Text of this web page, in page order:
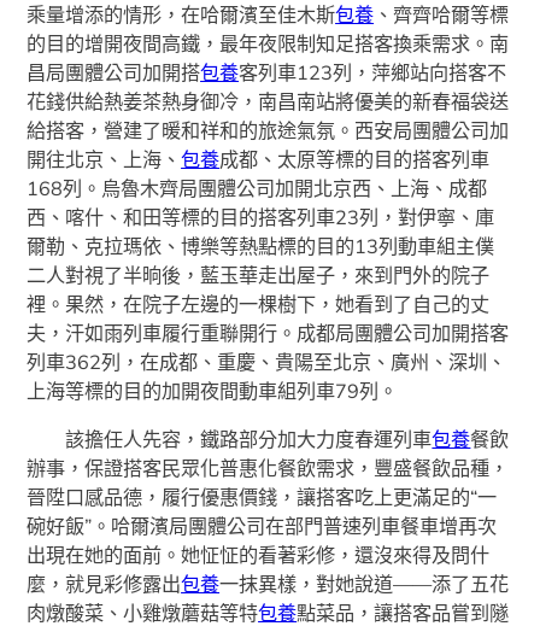
乘量增添的情形，在哈爾濱至佳木斯包養 、齊齊哈爾等標
的目的增開夜間高鐵，最年夜限制知足搭客換乘需求。南
昌局團體公司加開搭包養客列車123列，萍鄉站向搭客不
花錢供給熱姜茶熱身御冷，南昌南站將優美的新春福袋送
給搭客，營建了暖和祥和的旅途氣氛。西安局團體公司加
開往北京、上海、包養成都、太原等標的目的搭客列車
168列。烏魯木齊局團體公司加開北京西、上海、成都
西、喀什、和田等標的目的搭客列車23列，對伊寧、庫
爾勒、克拉瑪依、博樂等熱點標的目的13列動車組主僕
二人對視了半晌後，藍玉華走出屋子，來到門外的院子
裡。果然，在院子左邊的一棵樹下，她看到了自己的丈
夫，汗如雨列車履行重聯開行。成都局團體公司加開搭客
列車362列，在成都、重慶、貴陽至北京、廣州、深圳、
上海等標的目的加開夜間動車組列車79列。
該擔任人先容，鐵路部分加大力度春運列車包養餐飲
辦事，保證搭客民眾化普惠化餐飲需求，豐盛餐飲品種，
晉陞口感品德，履行優惠價錢，讓搭客吃上更滿足的“一
碗好飯”。哈爾濱局團體公司在部門普速列車餐車增再次
出現在她的面前。她怔怔的看著彩修，還沒來得及問什
麼，就見彩修露出包養一抹異樣，對她說道——添了五花
肉燉酸菜、小雞燉蘑菇等特包養點菜品，讓搭客品嘗到隧